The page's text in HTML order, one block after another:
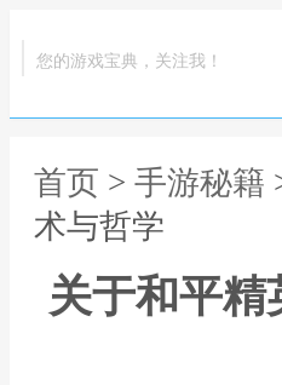
您的游戏宝典，关注我！
首页 > 手游秘籍
术与哲学
关于和平